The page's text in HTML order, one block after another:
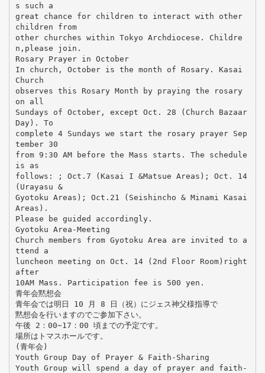
s such a
great chance for children to interact with other
children from
other churches within Tokyo Archdiocese. Childre
n,please join.
Rosary Prayer in October
In church, October is the month of Rosary. Kasai
Church
observes this Rosary Month by praying the rosary
on all
Sundays of October, except Oct. 28 (Church Bazaar
Day). To
complete 4 Sundays we start the rosary prayer Sep
tember 30
from 9:30 AM before the Mass starts. The schedule
is as
follows: ; Oct.7 (Kasai I &Matsue Areas); Oct. 14
(Urayasu &
Gyotoku Areas); Oct.21 (Seishincho & Minami Kasai
Areas).
Please be guided accordingly.
Gyotoku Area-Meeting
Church members from Gyotoku Area are invited to a
ttend a
luncheon meeting on Oct. 14 (2nd Floor Room)right
after
10AM Mass. Participation fee is 500 yen.
青年会黙想会
青年会では明日 10 月 8 日（祝）にジェス神父様指導で
黙想会を行いますのでご参加下さい。
午後 2：00∼17：00 頃までの予定です。
場所はトマスホールです。
(青年会)
Youth Group Day of Prayer & Faith-Sharing
Youth Group will spend a day of prayer and faith-